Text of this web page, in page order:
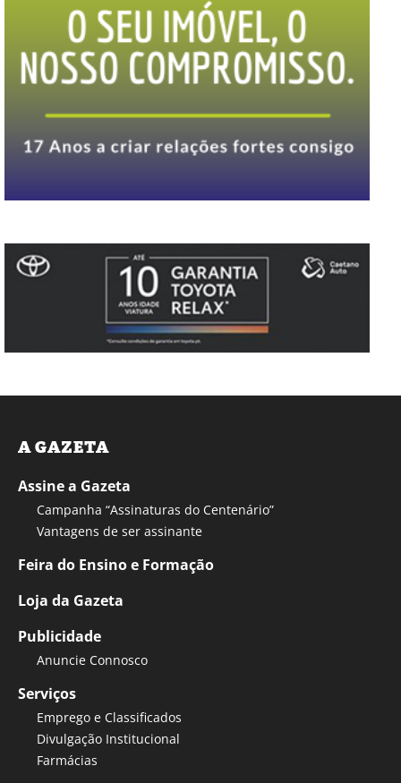
A GAZETA
Assine a Gazeta
Campanha “Assinaturas do Centenário”
Vantagens de ser assinante
Feira do Ensino e Formação
Loja da Gazeta
Publicidade
Anuncie Connosco
Serviços
Emprego e Classificados
Divulgação Institucional
Farmácias